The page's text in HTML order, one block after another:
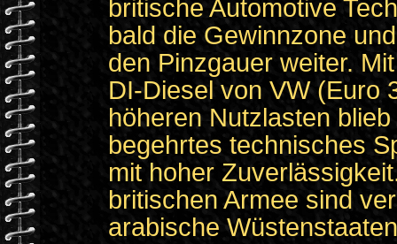
britische Automotive
bald die Gewinnzone
den Pinzgauer weiter.
DI-Diesel von VW (Euro
höheren Nutzlasten
begehrtes technisches
mit hoher
britischen Armee sind
arabische